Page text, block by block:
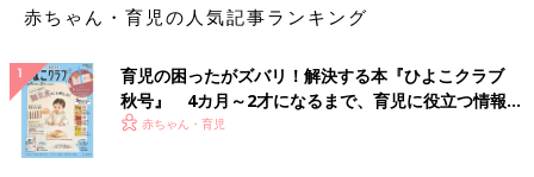
赤ちゃん・育児の人気記事ランキング
育児の困ったがズバリ！解決する本『ひよこクラブ
秋号』 4カ月～2才になるまで、育児に役立つ情報が
いっぱい！
赤ちゃん・育児